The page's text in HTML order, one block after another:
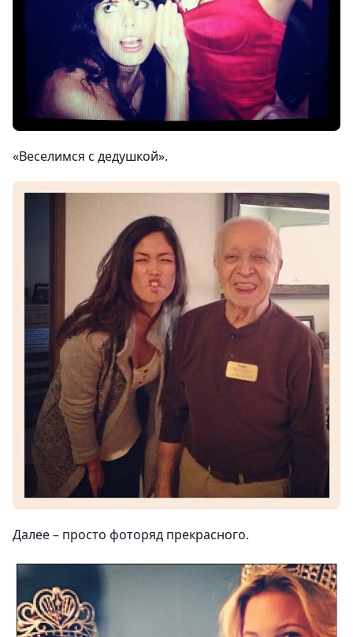
«Веселимся с дедушкой».
Далее – просто фоторяд прекрасного.